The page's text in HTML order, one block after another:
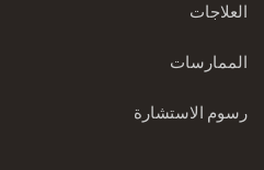
العلاجات
الممارسات
رسوم الاستشارة